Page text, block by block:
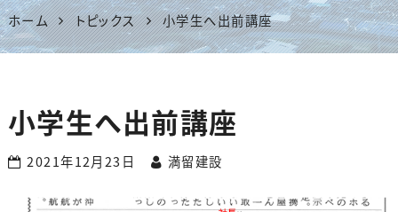
ホーム トピックス 小学生へ出前講座
小学生へ出前講座
2021年12月23日 満留建設